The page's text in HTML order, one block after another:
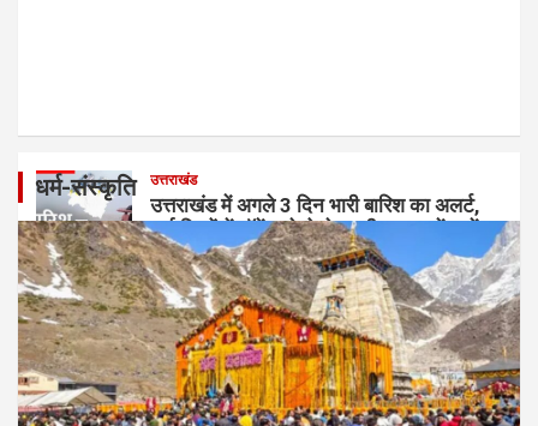
उत्तराखंड
उत्तराखंड में अगले 3 दिन भारी बारिश का अलर्ट,
कई जिलों में ऑरेंज-येलो चेतावनी; यात्रा में बरतें
सावधानी
August 9, 2026 Jag Samachar Team
धर्म-संस्कृति